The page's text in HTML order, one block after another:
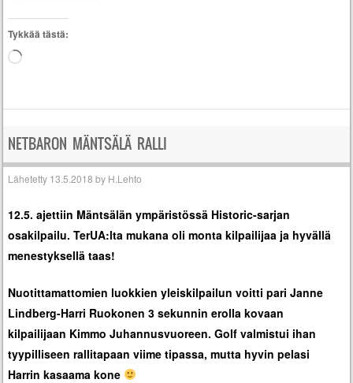
Tykkää tästä:
Loading…
NETBARON MÄNTSÄLÄ RALLI
Lähetetty 13.5.2018 by H.Lehto
12.5. ajettiin Mäntsälän ympäristössä Historic-sarjan
osakilpailu. TerUA:lta mukana oli monta kilpailijaa ja hyvällä
menestyksellä taas!
Nuotittamattomien luokkien yleiskilpailun voitti pari Janne
Lindberg-Harri Ruokonen 3 sekunnin erolla kovaan
kilpailijaan Kimmo Juhannusvuoreen. Golf valmistui ihan
tyypilliseen rallitapaan viime tipassa, mutta hyvin pelasi
Harrin kasaama kone